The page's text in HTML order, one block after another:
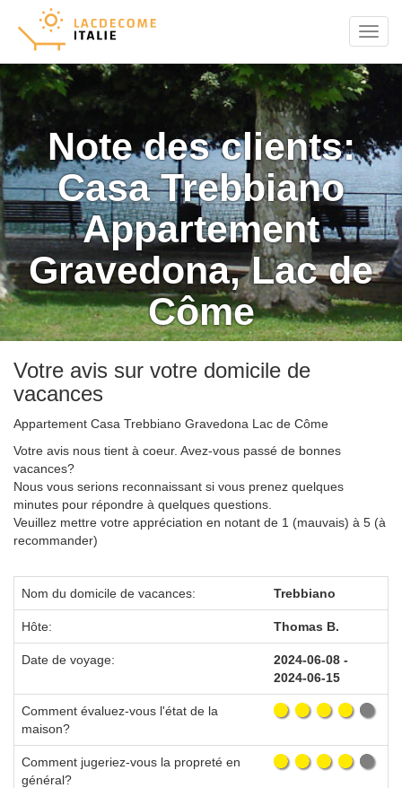
Menu
Note des clients:
Casa Trebbiano
Appartement
Gravedona, Lac de
Côme
Votre avis sur votre domicile de
vacances
Appartement Casa Trebbiano Gravedona Lac de Côme
Votre avis nous tient à coeur. Avez-vous passé de bonnes
vacances?
Nous vous serions reconnaissant si vous prenez quelques
minutes pour répondre à quelques questions.
Veuillez mettre votre appréciation en notant de 1 (mauvais) à 5 (à
recommander)
Nom du domicile de vacances: Trebbiano
Hôte: Thomas B.
Date de voyage:
2024-06-08 -
2024-06-15
Comment évaluez-vous l'état de la
maison?
Comment jugeriez-vous la propreté en
général?